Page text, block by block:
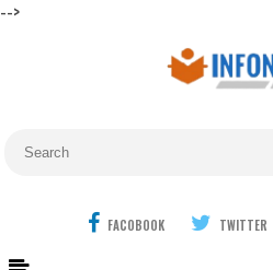
-->
FACOBOOK TWITTER